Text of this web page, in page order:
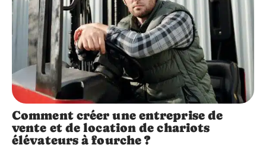
Comment créer une entreprise de
vente et de location de chariots
élévateurs à fourche ?